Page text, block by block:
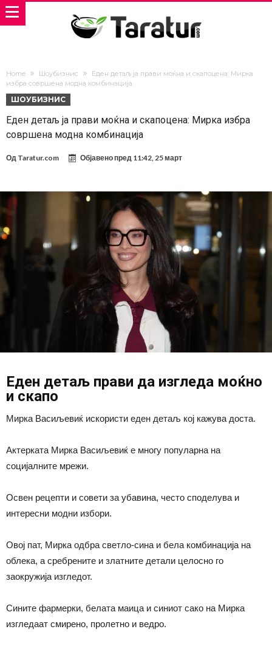
Home Шоубизнис
Еден детаљ ја прави моќна и скапоцена: Мирка
избра совршена модна комбинација
ШОУБИЗНИС
Еден детаљ ја прави моќна и скапоцена: Мирка избра
совршена модна комбинација
Од Taratur.com Објавено пред 11:42, 25 март
Еден детаљ прави да изгледа моќно
и скапо
Мирка Васиљевиќ искористи еден детаљ кој кажува доста.
Актерката Мирка Васиљевиќ е многу популарна на
социјалните мрежи.
Освен рецепти и совети за убавина, често споделува и
интересни модни избори.
Овој пат, Мирка одбра светло-сина и бела комбинација на
облека, а сребрените и златните детали целосно го
заокружија изгледот.
Сините фармерки, белата маица и синиот сако на Мирка
изгледаат смирено, пролетно и ведро.